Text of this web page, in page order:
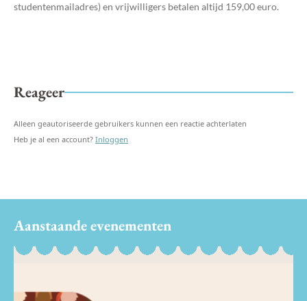
studentenmailadres) en vrijwilligers betalen altijd 159,00 euro.
Reageer
Alleen geautoriseerde gebruikers kunnen een reactie achterlaten
Heb je al een account? Inloggen
Aanstaande evenementen